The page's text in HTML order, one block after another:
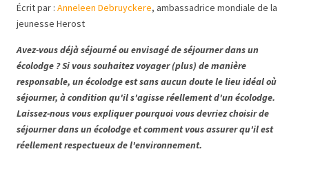
Écrit par : Anneleen Debruyckere, ambassadrice mondiale de la
jeunesse Herost
Avez-vous déjà séjourné ou envisagé de séjourner dans un
écolodge ? Si vous souhaitez voyager (plus) de manière
responsable, un écolodge est sans aucun doute le lieu idéal où
séjourner, à condition qu'il s'agisse réellement d'un écolodge.
Laissez-nous vous expliquer pourquoi vous devriez choisir de
séjourner dans un écolodge et comment vous assurer qu'il est
réellement respectueux de l'environnement.